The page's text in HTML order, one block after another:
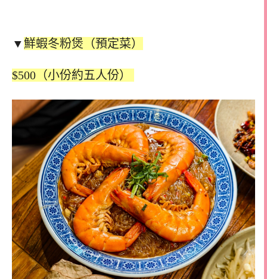
▼ 鮮蝦冬粉煲（預定菜）
$500（小份約五人份）